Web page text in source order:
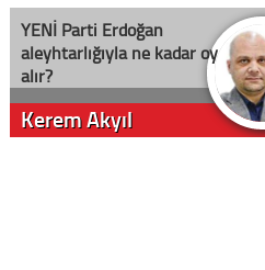
YENİ Parti Erdoğan
aleyhtarlığıyla ne kadar oy
alır?
Kerem Akyıl